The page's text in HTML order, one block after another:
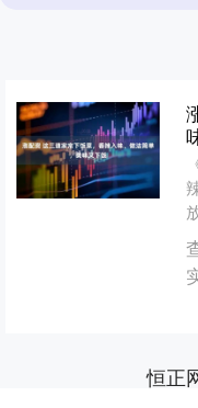
恒正